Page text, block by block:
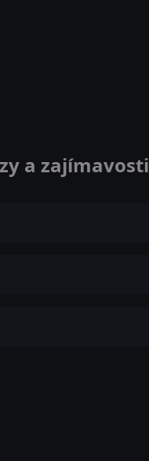
a zajímavosti